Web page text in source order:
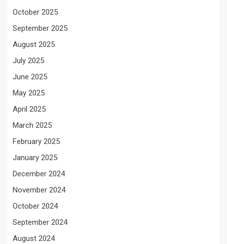
October 2025
September 2025
August 2025
July 2025
June 2025
May 2025
April 2025
March 2025
February 2025
January 2025
December 2024
November 2024
October 2024
September 2024
August 2024